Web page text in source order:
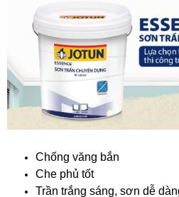
Chống văng bắn
Che phủ tốt
Trần trắng sáng, sơn dễ